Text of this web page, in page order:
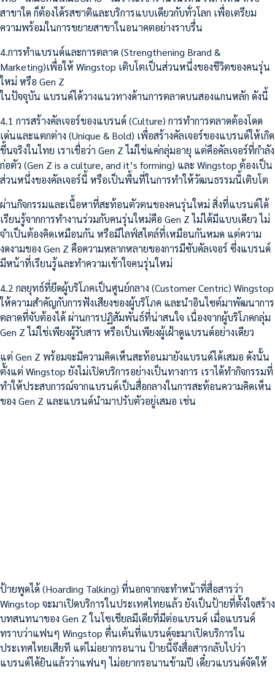
สาขาใด ก็ต้องได้รสชาติและบริการแบบเดียวกับทั่วโลก เพื่อเตรียม
ความพร้อมในการขยายสาขาในอนาคตอย่างราบรื่น
4.การทำแบรนด์และการตลาด (Strengthening Brand &
Marketing)เพื่อให้ Wingstop เติบโตเป็นส่วนหนึ่งของชีวิตของคนรุ่น
ใหม่ หรือ Gen Z
ในปัจจุบัน แบรนด์ได้วางแนวทางด้านการตลาดบนสองแกนหลัก ดังนี้
4.1 การสร้างคัลเจอร์ของแบรนด์ (Culture) การทำการตลาดต้องโดด
เด่นและแตกต่าง (Unique & Bold) เพื่อสร้างคัลเจอร์ของแบรนด์ให้เกิด
ขึ้นจริงในไทย เราเชื่อว่า Gen Z ไม่ใช่แค่กลุ่มอายุ แต่คือคัลเจอร์ที่กำลัง
ก่อตัว (Gen Z is a culture, and it’s forming) และ Wingstop ต้องเป็น
ส่วนหนึ่งของคัลเจอร์นี้ หรือเป็นพื้นที่ในการทำให้วัฒนธรรมนี้เติบโต
ผ่านกิจกรรมและเนื้อหาที่สะท้อนตัวตนของคนรุ่นใหม่ สิ่งที่แบรนด์ได้
เรียนรู้จากการทำงานร่วมกับคนรุ่นใหม่คือ Gen Z ไม่ได้มีแบบเดียว ไม่
จำเป็นต้องคิดเหมือนกัน หรือมีไลฟ์สไตล์ที่เหมือนกันหมด แต่ความ
งดงามของ Gen Z คือความหลากหลายของการมีซับคัลเจอร์ ซึ่งแบรนด์
มีหน้าที่เรียนรู้และทำความเข้าใจคนรุ่นใหม่
4.2 กลยุทธ์ที่ยึดผู้บริโภคเป็นศูนย์กลาง (Customer Centric) Wingstop
ให้ความสำคัญกับการฟังเสียงของผู้บริโภค และนำอินไซต์มาพัฒนาการ
ตลาดที่จับต้องได้ ผ่านการปฏิสัมพันธ์ที่น่าสนใจ เนื่องจากผู้บริโภคกลุ่ม
Gen Z ไม่ใช่เพียงผู้รับสาร หรือเป็นเพียงผู้เฝ้าดูแบรนด์อย่างเดียว
แต่ Gen Z พร้อมจะมีความคิดเห็นสะท้อนมายังแบรนด์ได้เสมอ ดังนั้น
ตั้งแต่ Wingstop ยังไม่เปิดบริการอย่างเป็นทางการ เราได้ทำกิจกรรมที่
ทำให้ประสบการณ์จากแบรนด์เป็นสื่อกลางในการสะท้อนความคิดเห็น
ของ Gen Z และแบรนด์นำมาปรับตัวอยู่เสมอ เช่น
ป้ายพูดได้ (Hoarding Talking) ที่นอกจากจะทำหน้าที่สื่อสารว่า
Wingstop จะมาเปิดบริการในประเทศไทยแล้ว ยังเป็นป้ายที่ตั้งใจสร้าง
บทสนทนาของ Gen Z ในโซเชียลมีเดียที่มีต่อแบรนด์ เมื่อแบรนด์
ทราบว่าแฟนๆ Wingstop ตื่นเต้นที่แบรนด์จะมาเปิดบริการใน
ประเทศไทยเสียที แต่ไม่อยากรอนาน ป้ายนี้จึงสื่อสารกลับไปว่า
แบรนด์ได้ยินแล้วว่าแฟนๆ ไม่อยากรอนานข้ามปี เดี๋ยวแบรนด์จัดให้